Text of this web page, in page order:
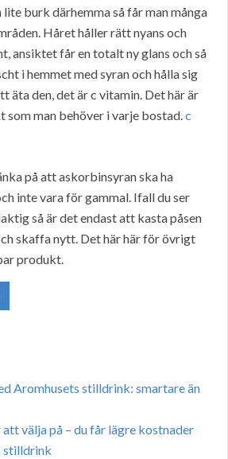
lite burk därhemma så får man många
Håret håller rätt nyans och
ansiktet får en totalt ny glans och så
i hemmet med syran och hålla sig
äta den, det är c vitamin. Det här är
som man behöver i varje bostad.c
på att askorbinsyran ska ha
inte vara för gammal. Ifall du ser
så är det endast att kasta påsen
skaffa nytt. Det här här för övrigt
produkt.
Aromhusets stilldrink: smartare än
välja på – du får lägre kostnader
stilldrink